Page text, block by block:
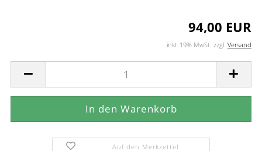
94,00 EUR
inkl. 19% MwSt. zzgl. Versand
Auf den Merkzettel